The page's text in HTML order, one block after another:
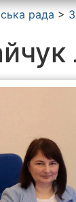
рада >